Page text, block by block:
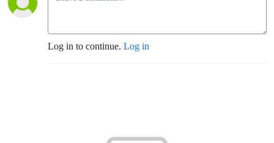
Log in to continue. Log in